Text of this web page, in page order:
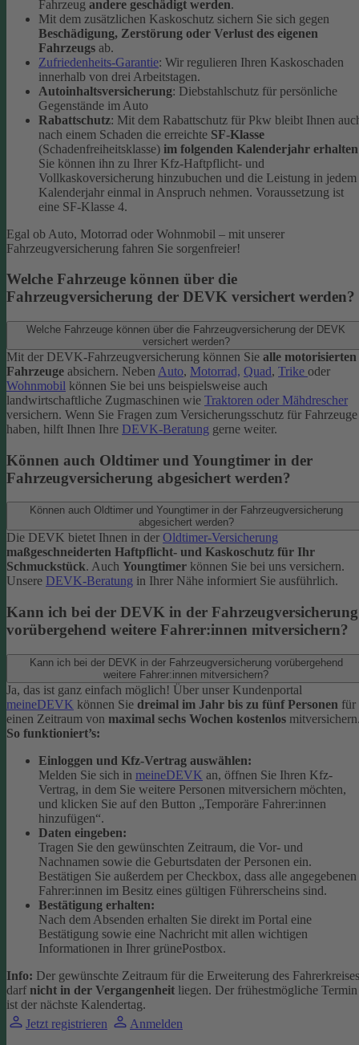
Fahrzeug andere geschädigt werden.
Mit dem zusätzlichen Kaskoschutz sichern Sie sich gegen
Beschädigung, Zerstörung oder Verlust des eigenen
Fahrzeugs ab.
Zufriedenheits-Garantie: Wir regulieren Ihren Kaskoschaden
innerhalb von drei Arbeitstagen.
Autoinhaltsversicherung: Diebstahlschutz für persönliche
Gegenstände im Auto
Rabattschutz: Mit dem Rabattschutz für Pkw bleibt Ihnen
nach einem Schaden die erreichte SF-Klasse
(Schadenfreiheitsklasse) im folgenden Kalenderjahr erhalten
Sie können ihn zu Ihrer Kfz-Haftpflicht- und
Vollkaskoversicherung hinzubuchen und die Leistung in jedem
Kalenderjahr einmal in Anspruch nehmen. Voraussetzung ist
eine SF-Klasse 4.
Egal ob Auto, Motorrad oder Wohnmobil – mit unserer
Fahrzeugversicherung fahren Sie sorgenfreier!
Welche Fahrzeuge können über die
Fahrzeugversicherung der DEVK versichert werden?
Welche Fahrzeuge können über die Fahrzeugversicherung der DEVK
versichert werden?
Mit der DEVK-Fahrzeugversicherung können Sie alle motorisierten
Fahrzeuge absichern. Neben Auto, Motorrad, Quad, Trike oder
Wohnmobil können Sie bei uns beispielsweise auch
landwirtschaftliche Zugmaschinen wie Traktoren oder Mähdrescher
versichern. Wenn Sie Fragen zum Versicherungsschutz für Fahrzeuge
haben, hilft Ihnen Ihre DEVK-Beratung gerne weiter.
Können auch Oldtimer und Youngtimer in der
Fahrzeugversicherung abgesichert werden?
Können auch Oldtimer und Youngtimer in der Fahrzeugversicherung
abgesichert werden?
Die DEVK bietet Ihnen in der Oldtimer-Versicherung
maßgeschneiderten Haftpflicht- und Kaskoschutz für Ihr
Schmuckstück. Auch Youngtimer können Sie bei uns versichern.
Unsere DEVK-Beratung in Ihrer Nähe informiert Sie ausführlich.
Kann ich bei der DEVK in der Fahrzeugversicherung
vorübergehend weitere Fahrer:innen mitversichern?
Kann ich bei der DEVK in der Fahrzeugversicherung vorübergehend
weitere Fahrer:innen mitversichern?
Ja, das ist ganz einfach möglich! Über unser Kundenportal
meineDEVK können Sie dreimal im Jahr bis zu fünf Personen für
einen Zeitraum von maximal sechs Wochen kostenlos
So funktioniert’s:
Einloggen und Kfz-Vertrag auswählen:
Melden Sie sich in meineDEVK an, öffnen Sie Ihren Kfz-
Vertrag, in dem Sie weitere Personen mitversichern möchten,
und klicken Sie auf den Button „Temporäre Fahrer:innen
hinzufügen“.
Daten eingeben:
Tragen Sie den gewünschten Zeitraum, die Vor- und
Nachnamen sowie die Geburtsdaten der Personen ein.
Bestätigen Sie außerdem per Checkbox, dass alle angegebenen
Fahrer:innen im Besitz eines gültigen Führerscheins sind.
Bestätigung erhalten:
Nach dem Absenden erhalten Sie direkt im Portal eine
Bestätigung sowie eine Nachricht mit allen wichtigen
Informationen in Ihrer grünePostbox.
Info: Der gewünschte Zeitraum für die Erweiterung des Fahrerkreises
darf nicht in der Vergangenheit liegen. Der frühestmögliche Termin
ist der nächste Kalendertag.
Jetzt registrieren
Anmelden